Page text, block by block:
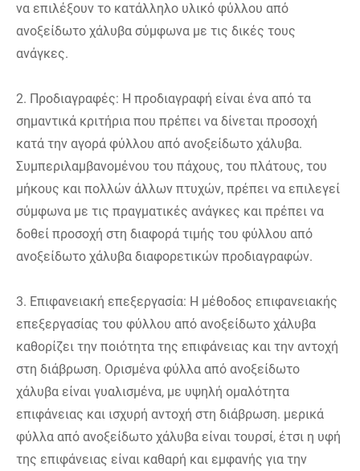
να επιλέξουν το κατάλληλο υλικό φύλλου από
ανοξείδωτο χάλυβα σύμφωνα με τις δικές τους
ανάγκες.
2. Προδιαγραφές: Η προδιαγραφή είναι ένα από τα
σημαντικά κριτήρια που πρέπει να δίνεται προσοχή
κατά την αγορά φύλλου από ανοξείδωτο χάλυβα.
Συμπεριλαμβανομένου του πάχους, του πλάτους, του
μήκους και πολλών άλλων πτυχών, πρέπει να επιλεγεί
σύμφωνα με τις πραγματικές ανάγκες και πρέπει να
δοθεί προσοχή στη διαφορά τιμής του φύλλου από
ανοξείδωτο χάλυβα διαφορετικών προδιαγραφών.
3. Επιφανειακή επεξεργασία: Η μέθοδος επιφανειακής
επεξεργασίας του φύλλου από ανοξείδωτο χάλυβα
καθορίζει την ποιότητα της επιφάνειας και την αντοχή
στη διάβρωση. Ορισμένα φύλλα από ανοξείδωτο
χάλυβα είναι γυαλισμένα, με υψηλή ομαλότητα
επιφάνειας και ισχυρή αντοχή στη διάβρωση. μερικά
φύλλα από ανοξείδωτο χάλυβα είναι τουρσί, έτσι η υφή
της επιφάνειας είναι καθαρή και εμφανής για την